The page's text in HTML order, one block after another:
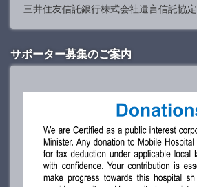
三井住友信託銀行株式会社遺言信託協定
サポーター募集のご案内